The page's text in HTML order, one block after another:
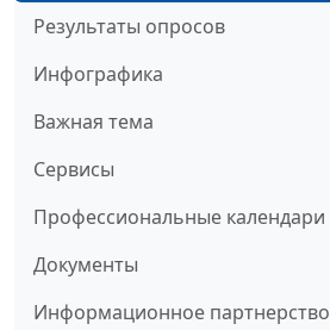
Результаты опросов
Инфографика
Важная тема
Сервисы
Профессиональные календари
Документы
Информационное партнерство